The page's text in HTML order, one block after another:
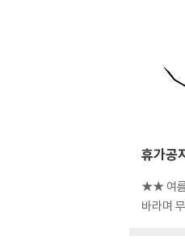
휴가공지
★★ 여름
바라며